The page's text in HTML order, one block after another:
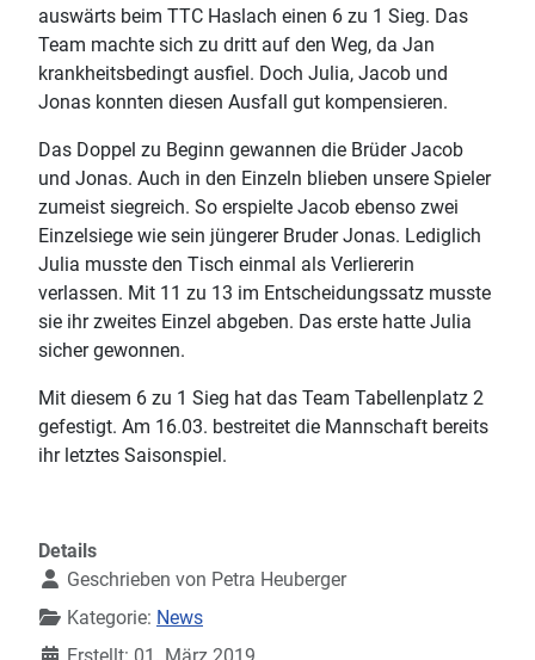
auswärts beim TTC Haslach einen 6 zu 1 Sieg. Das
Team machte sich zu dritt auf den Weg, da Jan
krankheitsbedingt ausfiel. Doch Julia, Jacob und
Jonas konnten diesen Ausfall gut kompensieren.
Das Doppel zu Beginn gewannen die Brüder Jacob
und Jonas. Auch in den Einzeln blieben unsere Spieler
zumeist siegreich. So erspielte Jacob ebenso zwei
Einzelsiege wie sein jüngerer Bruder Jonas. Lediglich
Julia musste den Tisch einmal als Verliererin
verlassen. Mit 11 zu 13 im Entscheidungssatz musste
sie ihr zweites Einzel abgeben. Das erste hatte Julia
sicher gewonnen.
Mit diesem 6 zu 1 Sieg hat das Team Tabellenplatz 2
gefestigt. Am 16.03. bestreitet die Mannschaft bereits
ihr letztes Saisonspiel.
Details
Geschrieben von Petra Heuberger
Kategorie: News